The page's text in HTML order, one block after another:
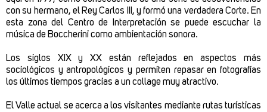
con su hermano, el Rey Carlos III, y formó una verdadera Corte. En
esta zona del Centro de Interpretación se puede escuchar la
música de Boccherini como ambientación sonora.
Los siglos XIX y XX están reflejados en aspectos más
sociológicos y antropológicos y permiten repasar en fotografías
los últimos tiempos gracias a un collage muy atractivo.
El Valle actual se acerca a los visitantes mediante rutas turísticas